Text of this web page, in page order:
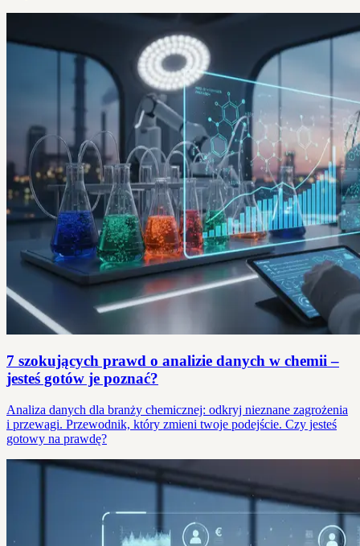
7 szokujących prawd o analizie danych w chemii –
jesteś gotów je poznać?
Analiza danych dla branży chemicznej: odkryj nieznane zagrożenia
i przewagi. Przewodnik, który zmieni twoje podejście. Czy jesteś
gotowy na prawdę?